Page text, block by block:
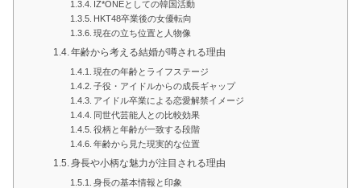
IZ*ONEとしての韓国活動
HKT48卒業後の女優転向
現在の立ち位置と人物像
年齢から考える結婚が噂される理由
現在の年齢とライフステージ
子役・アイドルからの成長ギャップ
アイドル卒業による恋愛解禁イメージ
同世代芸能人との比較効果
役柄と年齢が一致する段階
年齢から見た現実的な位置
身長や小柄な魅力が注目される理由
身長の基本情報と印象